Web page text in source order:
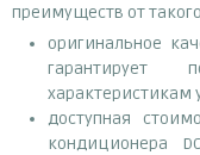
преимуществ от
оригинальное
гарантирует
характеристикам
доступная
кондиционера